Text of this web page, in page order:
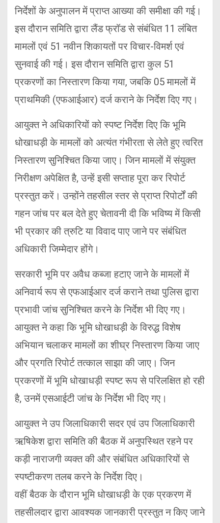
निर्देशों के अनुपालन में प्राप्त आख्या की समीक्षा की गई।
इस दौरान समिति द्वारा लैंड फ्रॉड से संबंधित 11 लंबित
मामलों एवं 51 नवीन शिकायतों पर विचार-विमर्श एवं
सुनवाई की गई। इस दौरान समिति द्वारा कुल 51
प्रकरणों का निस्तारण किया गया, जबकि 05 मामलों में
प्राथमिकी (एफआईआर) दर्ज कराने के निर्देश दिए गए।
आयुक्त ने अधिकारियों को स्पष्ट निर्देश दिए कि भूमि
धोखाधड़ी के मामलों को अत्यंत गंभीरता से लेते हुए त्वरित
निस्तारण सुनिश्चित किया जाए। जिन मामलों में संयुक्त
निरीक्षण अपेक्षित है, उन्हें इसी सप्ताह पूरा कर रिपोर्ट
प्रस्तुत करें। उन्होंने तहसील स्तर से प्राप्त रिपोर्टों की
गहन जांच पर बल देते हुए चेतावनी दी कि भविष्य में किसी
भी प्रकार की त्रुटि या विवाद पाए जाने पर संबंधित
अधिकारी जिम्मेदार होंगे।
सरकारी भूमि पर अवैध कब्जा हटाए जाने के मामलों में
अनिवार्य रूप से एफआईआर दर्ज कराने तथा पुलिस द्वारा
प्रभावी जांच सुनिश्चित करने के निर्देश भी दिए गए।
आयुक्त ने कहा कि भूमि धोखाधड़ी के विरुद्ध विशेष
अभियान चलाकर मामलों का शीघ्र निस्तारण किया जाए
और प्रगति रिपोर्ट तत्काल साझा की जाए। जिन
प्रकरणों में भूमि धोखाधड़ी स्पष्ट रूप से परिलक्षित हो रही
है, उनमें एसआईटी जांच के निर्देश भी दिए गए।
आयुक्त ने उप जिलाधिकारी सदर एवं उप जिलाधिकारी
ऋषिकेश द्वारा समिति की बैठक में अनुपस्थित रहने पर
कड़ी नाराजगी व्यक्त की और संबंधित अधिकारियों से
स्पष्टीकरण तलब करने के निर्देश दिए।
वहीं बैठक के दौरान भूमि धोखाधड़ी के एक प्रकरण में
तहसीलदार द्वारा आवश्यक जानकारी प्रस्तुत न किए जाने